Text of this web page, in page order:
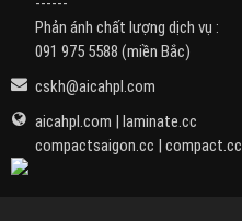
Phản ánh chất lượng dịch vụ :
091 975 5588 (miền Bắc)
cskh@aicahpl.com
aicahpl.com
laminate.cc
compactsaigon.cc
compact.cc